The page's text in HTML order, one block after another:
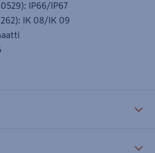
IP66/IP67
IK 08/IK 09